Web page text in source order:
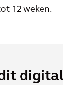
12 weken.